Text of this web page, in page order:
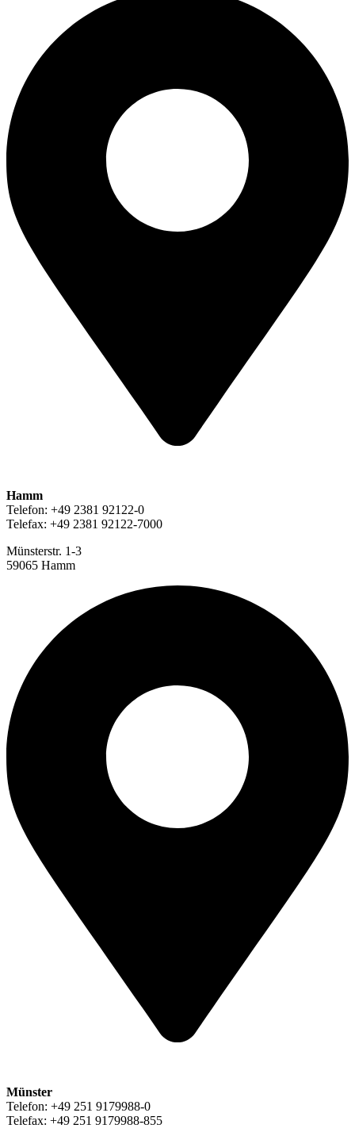
Hamm
Telefon: +49 2381 92122-0
Telefax: +49 2381 92122-7000
Münsterstr. 1-3
59065 Hamm
Münster
Telefon: +49 251 9179988-0
Telefax: +49 251 9179988-855